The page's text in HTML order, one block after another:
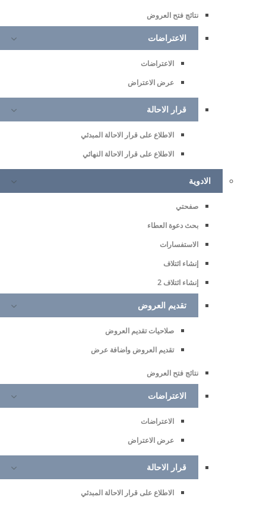
نتائج فتح العروض
الاعتراضات
الاعتراضات
عرض الاعتراض
قرار الاحالة
الاطلاع على قرار الاحالة المبدئي
الاطلاع على قرار الاحالة النهائي
الادوية
صفحتي
بحث دعوة العطاء
الاستفسارات
إنشاء ائتلاف
إنشاء ائتلاف 2
تقديم العروض
صلاحيات تقديم العروض
تقديم العروض واضافة عرض
نتائج فتح العروض
الاعتراضات
الاعتراضات
عرض الاعتراض
قرار الاحالة
الاطلاع على قرار الاحالة المبدئي